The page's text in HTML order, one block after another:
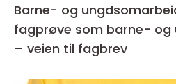
Barne- og
fagprøve som barne- og
– veien til fagbrev